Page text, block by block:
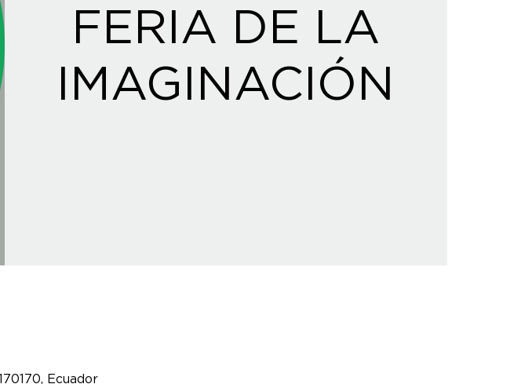
FERIA DE LA
IMAGINACIÓN
Ecuador